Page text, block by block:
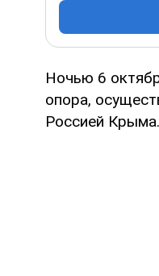
Ночью 6
опора,
Россией Крыма.